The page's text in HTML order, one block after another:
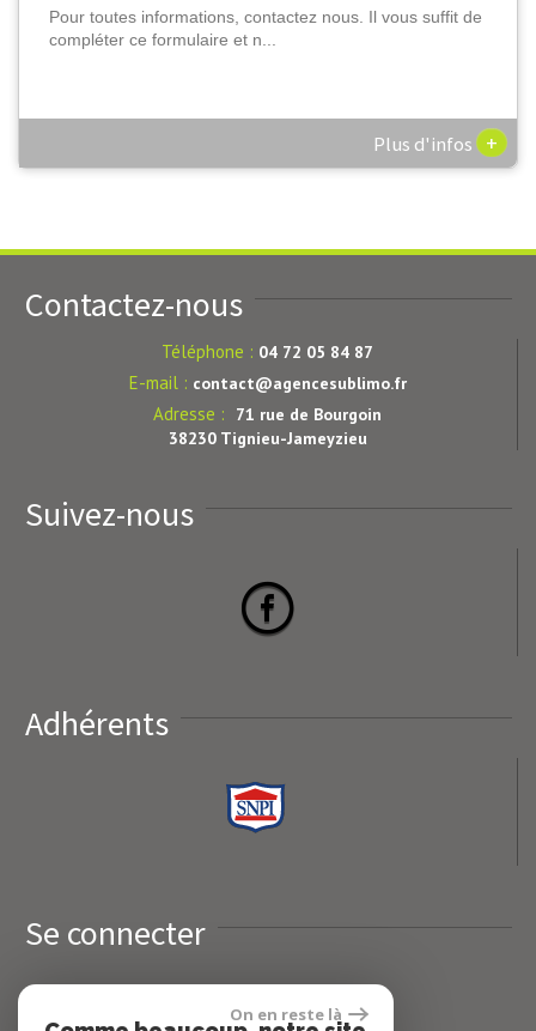
Pour toutes informations, contactez nous. Il vous suffit de
compléter ce formulaire et n...
Plus d'infos +
Contactez-nous
Téléphone : 04 72 05 84 87
E-mail : contact@agencesublimo.fr
Adresse :
71 rue de Bourgoin
38230 Tignieu-Jameyzieu
Suivez-nous
Adhérents
Se connecter
Espace propriétaires
On en reste là